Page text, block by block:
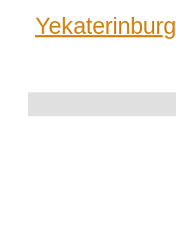
Yekaterinburg